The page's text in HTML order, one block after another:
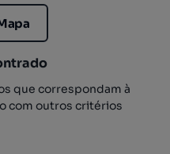
que correspondam à
com outros critérios